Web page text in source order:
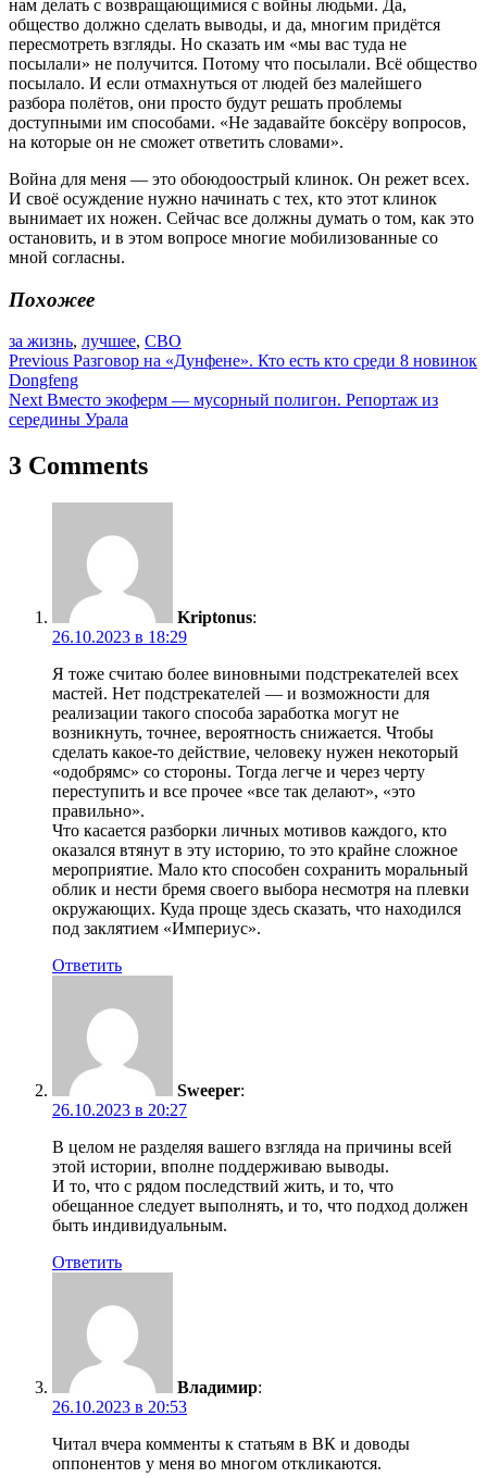
нам делать с возвращающимися с войны людьми. Да,
общество должно сделать выводы, и да, многим придётся
пересмотреть взгляды. Но сказать им «мы вас туда не
посылали» не получится. Потому что посылали. Всё общество
посылало. И если отмахнуться от людей без малейшего
разбора полётов, они просто будут решать проблемы
доступными им способами. «Не задавайте боксёру вопросов,
на которые он не сможет ответить словами».
Война для меня — это обоюдоострый клинок. Он режет всех.
И своё осуждение нужно начинать с тех, кто этот клинок
вынимает их ножен. Сейчас все должны думать о том, как это
остановить, и в этом вопросе многие мобилизованные со
мной согласны.
Похожее
за жизнь, лучшее, СВО
Навигация
по
записям
Previous Разговор на «Дунфене». Кто есть кто среди 8 новинок
Dongfeng
Next Вместо экоферм — мусорный полигон. Репортаж из
середины Урала
3 Comments
Kriptonus:
26.10.2023 в 18:29
Я тоже считаю более виновными подстрекателей всех
мастей. Нет подстрекателей — и возможности для
реализации такого способа заработка могут не
возникнуть, точнее, вероятность снижается. Чтобы
сделать какое-то действие, человеку нужен некоторый
«одобрямс» со стороны. Тогда легче и через черту
переступить и все прочее «все так делают», «это
правильно».
Что касается разборки личных мотивов каждого, кто
оказался втянут в эту историю, то это крайне сложное
мероприятие. Мало кто способен сохранить моральный
облик и нести бремя своего выбора несмотря на плевки
окружающих. Куда проще здесь сказать, что находился
под заклятием «Империус».
Ответить
Sweeper:
26.10.2023 в 20:27
В целом не разделяя вашего взгляда на причины всей
этой истории, вполне поддерживаю выводы.
И то, что с рядом последствий жить, и то, что
обещанное следует выполнять, и то, что подход должен
быть индивидуальным.
Ответить
Владимир:
26.10.2023 в 20:53
Читал вчера комменты к статьям в ВК и доводы
оппонентов у меня во многом откликаются.